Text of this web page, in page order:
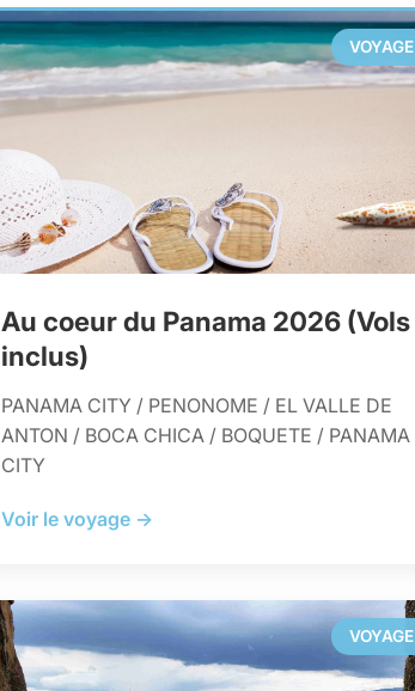
VOYAGE
Au coeur du Panama 2026 (Vols
inclus)
PANAMA CITY / PENONOME / EL VALLE DE
ANTON / BOCA CHICA / BOQUETE / PANAMA
CITY
Voir le voyage →
VOYAGE